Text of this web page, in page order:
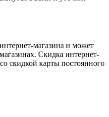
магазина и может
Скидка интернет-
карты постоянного